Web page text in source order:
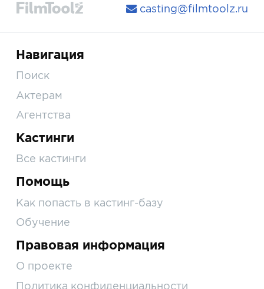
casting@filmtoolz.ru
Навигация
Поиск
Актерам
Агентства
Кастинги
Все кастинги
Помощь
Как попасть в кастинг-базу
Обучение
Правовая информация
О проекте
Политика конфиденциальности